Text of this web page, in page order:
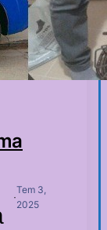
·
Tem 3,
2025